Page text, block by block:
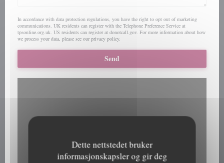
Dette nettstedet bruker
informasjonskapsler og gir deg
In accordance with data protection regulations, you have the right to opt out of marketing
communications. UK residents can register with the Telephone Preference Service at
tpsonline.org.uk. US residents can register at donotcall.gov. For more information about how
we process your data, please see our privacy policy.